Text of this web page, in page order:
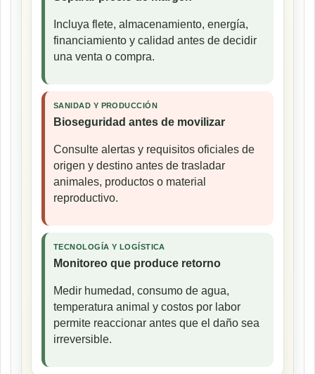
Incluya flete, almacenamiento, energía,
financiamiento y calidad antes de decidir
una venta o compra.
SANIDAD Y PRODUCCIÓN
Bioseguridad antes de movilizar
Consulte alertas y requisitos oficiales de
origen y destino antes de trasladar
animales, productos o material
reproductivo.
TECNOLOGÍA Y LOGÍSTICA
Monitoreo que produce retorno
Medir humedad, consumo de agua,
temperatura animal y costos por labor
permite reaccionar antes que el daño sea
irreversible.